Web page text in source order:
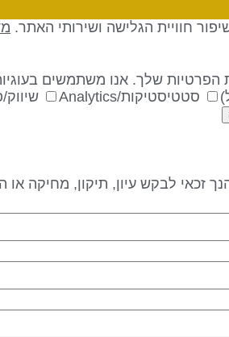
חוויית הגלישה ושירותי האתר.
הפרטיות שלך. אנו משתמשים
סטטיסטיקות/Analytics
זכאי לבקש עיון, תיקון, מחיקה